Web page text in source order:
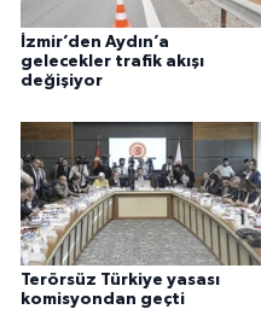
İzmir’den Aydın’a
gelecekler trafik akışı
değişiyor
Terörsüz Türkiye yasası
komisyondan geçti